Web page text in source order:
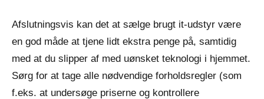
Afslutningsvis kan det at sælge brugt it-udstyr være
en god måde at tjene lidt ekstra penge på, samtidig
med at du slipper af med uønsket teknologi i hjemmet.
Sørg for at tage alle nødvendige forholdsregler (som
f.eks. at undersøge priserne og kontrollere